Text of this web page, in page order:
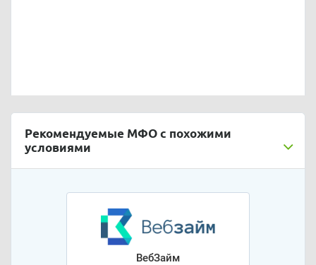
Рекомендуемые МФО с похожими
условиями
ВебЗайм